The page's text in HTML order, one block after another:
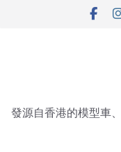
發源自香港的模型車